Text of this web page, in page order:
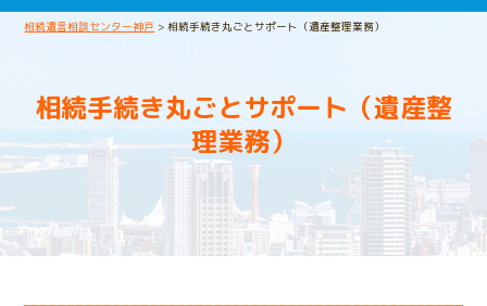
相続遺言相談センター神戸 >相続手続き丸ごとサポート（遺産整理業務）
相続手続き丸ごとサポート（遺産整
理業務）